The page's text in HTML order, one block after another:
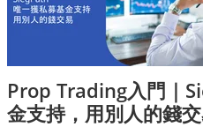
Prop Trading入門｜
金支持，用別人的錢